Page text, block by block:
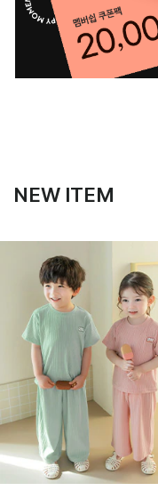
NEW ITEM